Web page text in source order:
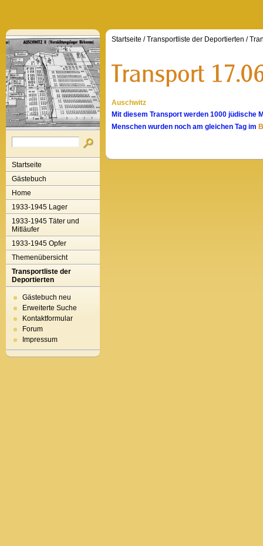
Startseite
Gästebuch
Home
1933-1945 Lager
1933-1945 Täter und
Mitläufer
1933-1945 Opfer
Themenübersicht
Transportliste der
Deportierten
Gästebuch neu
Erweiterte Suche
Kontaktformular
Forum
Impressum
Startseite /Transportliste der Deportierten /
Auschwitz
Mit diesem Transport werden 1000 jüdische
Menschen wurden noch am gleichen Tag im